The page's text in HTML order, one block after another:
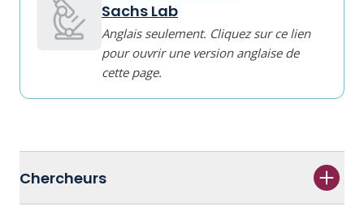
Sachs Lab
Anglais seulement. Cliquez sur ce lien
pour ouvrir une version anglaise de
cette page.
Chercheurs